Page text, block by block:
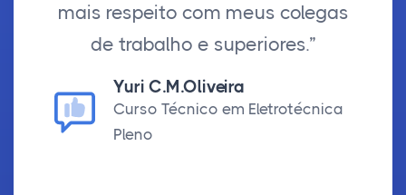
mais respeito com meus colegas
de trabalho e superiores.”
Yuri C.M.Oliveira
Curso Técnico em Eletrotécnica
Pleno